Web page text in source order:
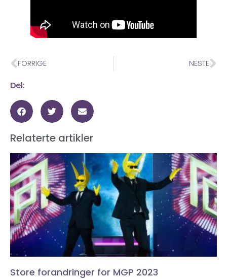
FORRIGE NESTE
Del:
Relaterte artikler
Store forandringer for MGP 2023